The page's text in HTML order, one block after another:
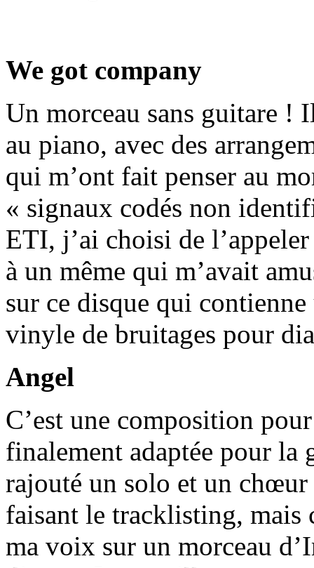
We got company
Un morceau sans guitare !
au piano, avec des
qui m’ont fait penser au
« signaux codés non
ETI, j’ai choisi de
à un même qui m’avait
sur ce disque qui
vinyle de bruitages pour
Angel
C’est une composition
finalement adaptée pour la
rajouté un solo et un chœur
faisant le tracklisting, mais
ma voix sur un morceau